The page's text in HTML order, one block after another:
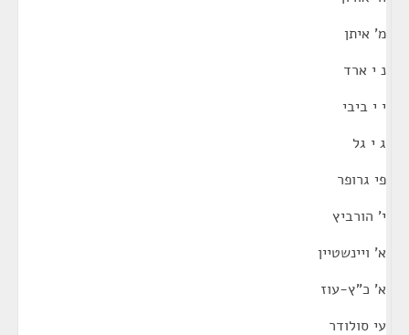
מ' איתן
נ י ארד
י י ביבי
ג י גל
פי גרופר
י' הורביץ
א' ויינשטיין
א' כ"ץ-עוז
עי סולודר